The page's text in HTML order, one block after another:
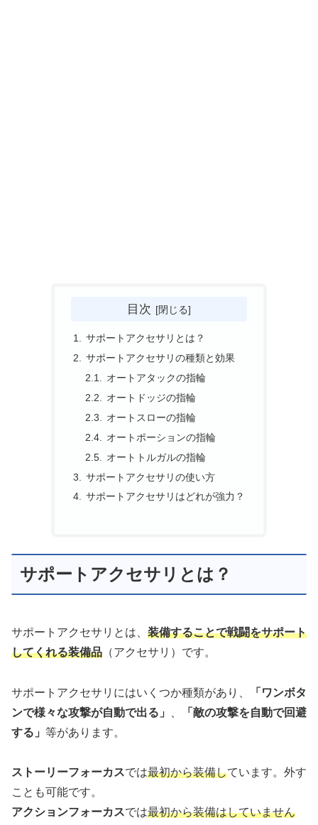
目次
サポートアクセサリとは？
サポートアクセサリの種類と効果
オートアタックの指輪
オートドッジの指輪
オートスローの指輪
オートポーションの指輪
オートトルガルの指輪
サポートアクセサリの使い方
サポートアクセサリはどれが強力？
サポートアクセサリとは？
サポートアクセサリとは、 装備することで戦闘をサポート
してくれる装備品 （アクセサリ）です。
サポートアクセサリにはいくつか種類があり、
「ワンボタ
ンで様々な攻撃が自動で出る」
「敵の攻撃を自動で回避
する」 等があります。
ストーリーフォーカスでは最初から装備しています。外す
ことも可能です。
アクションフォーカスでは最初から装備はしていません